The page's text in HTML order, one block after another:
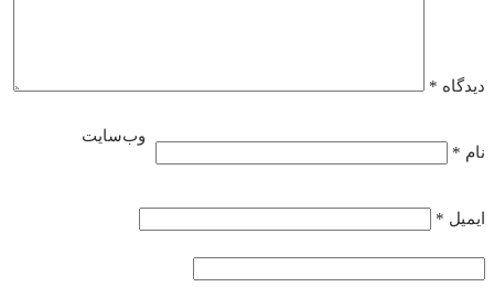
دیدگاه *
نام *
ایمیل *
وب‌سایت